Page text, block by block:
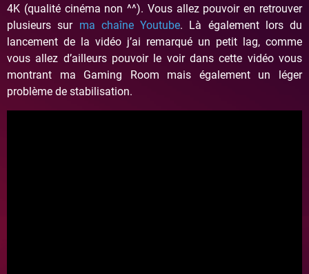
4K (qualité cinéma non ^^). Vous allez pouvoir en retrouver
plusieurs sur ma chaîne Youtube. Là également lors du
lancement de la vidéo j’ai remarqué un petit lag, comme
vous allez d’ailleurs pouvoir le voir dans cette vidéo vous
montrant ma Gaming Room mais également un léger
problème de stabilisation.